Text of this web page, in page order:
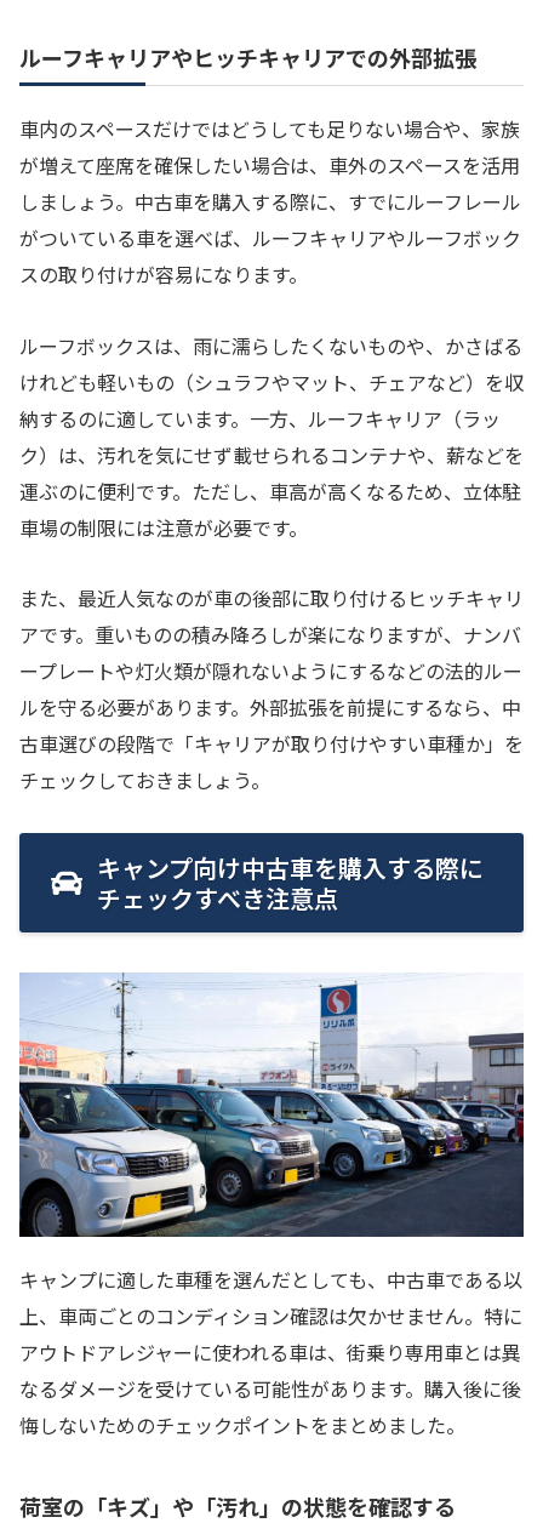
ルーフキャリアやヒッチキャリアでの外部拡張
車内のスペースだけではどうしても足りない場合や、家族
が増えて座席を確保したい場合は、車外のスペースを活用
しましょう。中古車を購入する際に、すでにルーフレール
がついている車を選べば、ルーフキャリアやルーフボック
スの取り付けが容易になります。
ルーフボックスは、雨に濡らしたくないものや、かさばる
けれども軽いもの（シュラフやマット、チェアなど）を収
納するのに適しています。一方、ルーフキャリア（ラッ
ク）は、汚れを気にせず載せられるコンテナや、薪などを
運ぶのに便利です。ただし、車高が高くなるため、立体駐
車場の制限には注意が必要です。
また、最近人気なのが車の後部に取り付けるヒッチキャリ
アです。重いものの積み降ろしが楽になりますが、ナンバ
ープレートや灯火類が隠れないようにするなどの法的ルー
ルを守る必要があります。外部拡張を前提にするなら、中
古車選びの段階で「キャリアが取り付けやすい車種か」を
チェックしておきましょう。
キャンプ向け中古車を購入する際に
チェックすべき注意点
キャンプに適した車種を選んだとしても、中古車である以
上、車両ごとのコンディション確認は欠かせません。特に
アウトドアレジャーに使われる車は、街乗り専用車とは異
なるダメージを受けている可能性があります。購入後に後
悔しないためのチェックポイントをまとめました。
荷室の「キズ」や「汚れ」の状態を確認する